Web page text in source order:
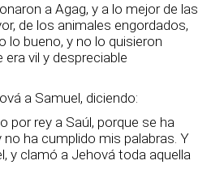
a Agag, y a lo mejor de las
de los animales engordados,
lo bueno, y no lo quisieron
vil y despreciable
a Samuel, diciendo:
por rey a Saúl, porque se ha
ha cumplido mis palabras. Y
y clamó a Jehová toda aquella